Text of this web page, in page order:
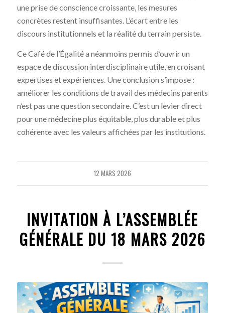
une prise de conscience croissante, les mesures
concrètes restent insuffisantes. L’écart entre les
discours institutionnels et la réalité du terrain persiste.
Ce Café de l’Égalité a néanmoins permis d’ouvrir un
espace de discussion interdisciplinaire utile, en croisant
expertises et expériences. Une conclusion s’impose :
améliorer les conditions de travail des médecins parents
n’est pas une question secondaire. C’est un levier direct
pour une médecine plus équitable, plus durable et plus
cohérente avec les valeurs affichées par les institutions.
12 MARS 2026
INVITATION À L’ASSEMBLÉE
GÉNÉRALE DU 18 MARS 2026